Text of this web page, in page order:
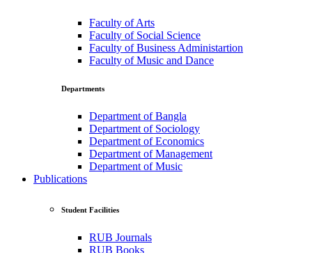
Faculty of Arts
Faculty of Social Science
Faculty of Business Administartion
Faculty of Music and Dance
Departments
Department of Bangla
Department of Sociology
Department of Economics
Department of Management
Department of Music
Publications
Student Facilities
RUB Journals
RUB Books